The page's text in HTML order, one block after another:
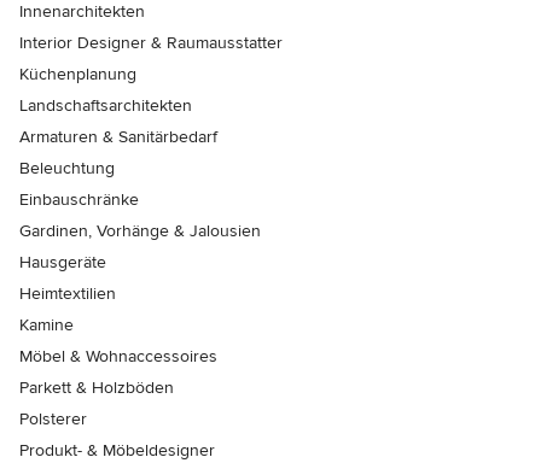
Innenarchitekten
Interior Designer & Raumausstatter
Küchenplanung
Landschaftsarchitekten
Armaturen & Sanitärbedarf
Beleuchtung
Einbauschränke
Gardinen, Vorhänge & Jalousien
Hausgeräte
Heimtextilien
Kamine
Möbel & Wohnaccessoires
Parkett & Holzböden
Polsterer
Produkt- & Möbeldesigner